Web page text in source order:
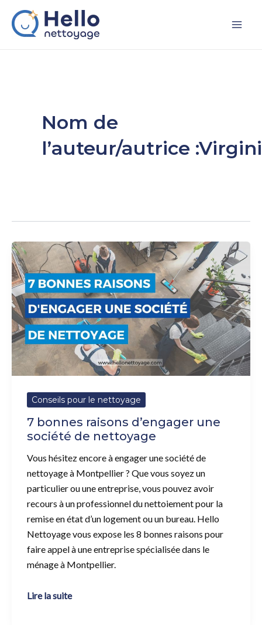
contenu
Nom de
l’auteur/autrice
Conseils pour le nettoyage
7 bonnes raisons d’engager une
société de nettoyage
Vous hésitez encore à engager une société de
nettoyage à Montpellier ? Que vous soyez un
particulier ou une entreprise, vous pouvez avoir
recours à un professionnel du nettoiement pour la
remise en état d’un logement ou un bureau. Hello
Nettoyage vous expose les 8 bonnes raisons pour
faire appel à une entreprise spécialisée dans le
ménage à Montpellier.
bonnes
raisons
d’engager
une
société
de
nettoyage
Lire la suite